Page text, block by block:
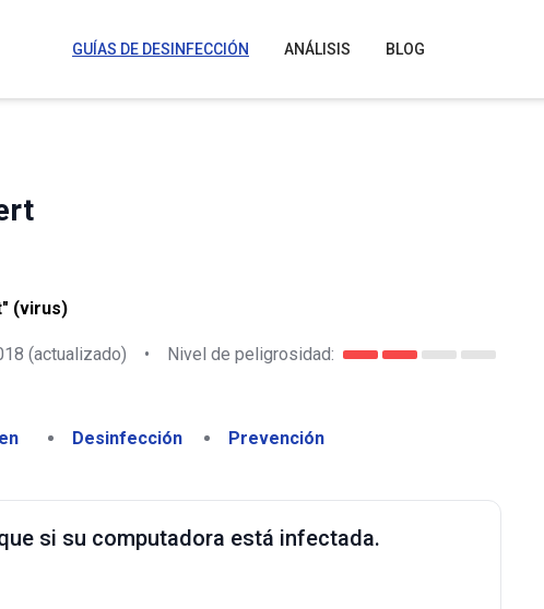
GUÍAS DE DESINFECCIÓN ANÁLISIS BLOG
(virus)
(actualizado) • Nivel de peligrosidad:
Desinfección Prevención
si su computadora está infectada.